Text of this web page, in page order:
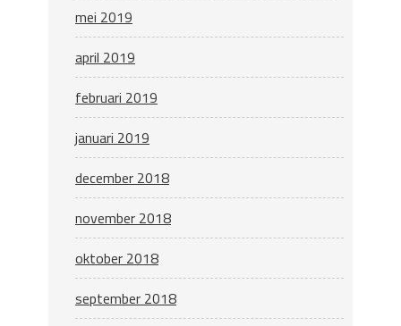
mei 2019
april 2019
februari 2019
januari 2019
december 2018
november 2018
oktober 2018
september 2018